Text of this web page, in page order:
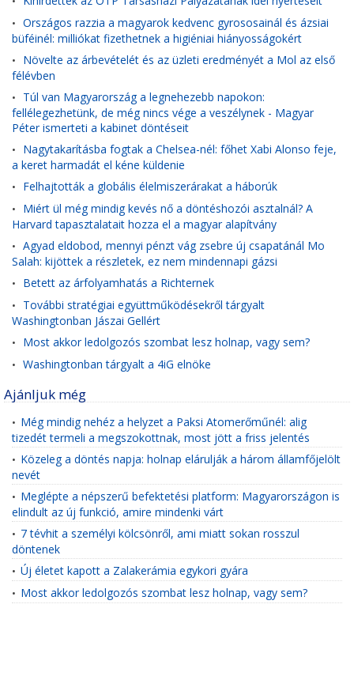
• Országos razzia a magyarok kedvenc gyrososainál és ázsiai
büféinél: milliókat fizethetnek a higiéniai hiányosságokért
• Növelte az árbevételét és az üzleti eredményét a Mol az első
félévben
• Túl van Magyarország a legnehezebb napokon:
fellélegezhetünk, de még nincs vége a veszélynek - Magyar
Péter ismerteti a kabinet döntéseit
• Nagytakarításba fogtak a Chelsea-nél: főhet Xabi Alonso feje,
a keret harmadát el kéne küldenie
• Felhajtották a globális élelmiszerárakat a háborúk
• Miért ül még mindig kevés nő a döntéshozói asztalnál? A
Harvard tapasztalatait hozza el a magyar alapítvány
• Agyad eldobod, mennyi pénzt vág zsebre új csapatánál Mo
Salah: kijöttek a részletek, ez nem mindennapi gázsi
• Betett az árfolyamhatás a Richternek
• További stratégiai együttműködésekről tárgyalt
Washingtonban Jászai Gellért
• Most akkor ledolgozós szombat lesz holnap, vagy sem?
• Washingtonban tárgyalt a 4iG elnöke
Ajánljuk még
• Még mindig nehéz a helyzet a Paksi Atomerőműnél: alig
tizedét termeli a megszokottnak, most jött a friss jelentés
• Közeleg a döntés napja: holnap elárulják a három államfőjelölt
nevét
• Meglépte a népszerű befektetési platform: Magyarországon is
elindult az új funkció, amire mindenki várt
• 7 tévhit a személyi kölcsönről, ami miatt sokan rosszul
döntenek
• Új életet kapott a Zalakerámia egykori gyára
• Most akkor ledolgozós szombat lesz holnap, vagy sem?